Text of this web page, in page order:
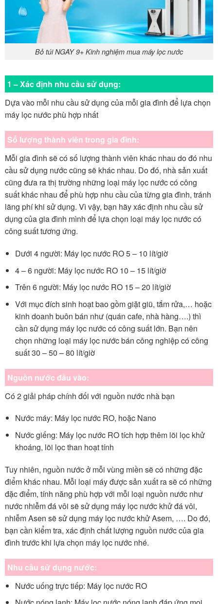
Bỏ túi NGAY 9+ Kinh nghiệm mua máy lọc nước
1 – Xác định nhu cầu sử dụng:
Dựa vào mỗi nhu cầu sử dụng của mỗi gia đình để lựa chọn
máy lọc nước phù hợp nhất
Số lượng thành viên trong gia đình:
Mỗi gia đình sẽ có số lượng thành viên khác nhau do đó nhu
cầu sử dụng nước cũng sẽ khác nhau. Do đó, nhà sản xuất
cũng đưa ra thị trường những loại máy lọc nước có công
suất khác nhau để phù hợp nhu cầu của từng gia đình, tránh
lãng phí khi sử dụng. Vì vậy, bạn hãy xác định nhu cầu sử
dụng của gia đình mình để lựa chọn loại máy lọc nước có
công suất tương ứng.
Dưới 4 người: Máy lọc nước RO 5 – 10 lít/giờ
4 – 6 người: Máy lọc nước RO 10 – 15 lít/giờ
Trên 6 người: Máy lọc nước RO 15 – 20 lít/giờ
Với mục đích sinh hoạt bao gồm giặt giũ, tắm rửa,… hoặc
kinh doanh buôn bán như (quán cafe, nhà hàng….) thì
cần sử dụng máy lọc nước có công suất lớn. Bạn nên
chọn những loại máy lọc nước bán công nghiệp có công
suất 30 – 50 – 80 lít/giờ
Nguồn nước đầu vào:
Có 2 giải pháp chính đối với nguồn nước nhà bạn
Nước máy: Máy lọc nước RO, hoặc Nano
Nước giếng: Máy lọc nước RO tích hợp thêm lõi lọc khử
khoáng, lõi lọc than hoạt tính
Tuy nhiên, nguồn nước ở mỗi vùng miền sẽ có những đặc
điểm khác nhau. Mỗi loại máy được sản xuất ra sẽ có những
đặc điểm, tính năng phù hợp với mỗi loại nguồn nước như
nước nhiễm đá vôi sẽ sử dụng máy lọc nước khử đá vôi,
nhiễm Asen sẽ sử dụng máy lọc nước khử Asem, …. Do đó,
bạn cần kiểm tra, xác định chất lượng nguồn nước của gia
đình trước khi lựa chọn máy lọc nước nhé.
Nhu cầu sử dụng nước:
Nước uống trực tiếp: Máy lọc nước RO